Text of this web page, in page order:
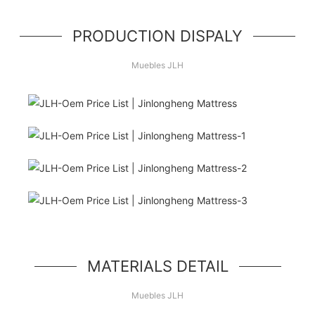
PRODUCTION DISPALY
Muebles JLH
¡Hola Mundo!
MATERIALS DETAIL
Muebles JLH